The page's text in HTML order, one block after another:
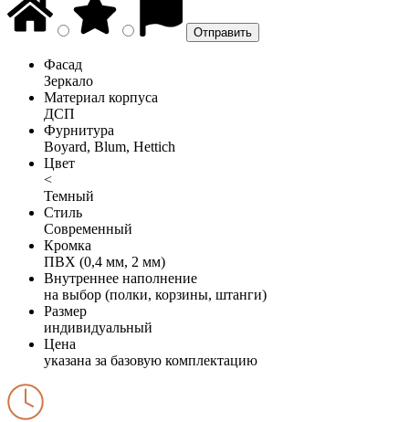
Фасад
Зеркало
Материал корпуса
ДСП
Фурнитура
Boyard, Blum, Hettich
Цвет
<
Темный
Стиль
Современный
Кромка
ПВХ (0,4 мм, 2 мм)
Внутреннее наполнение
на выбор (полки, корзины, штанги)
Размер
индивидуальный
Цена
указана за базовую комплектацию